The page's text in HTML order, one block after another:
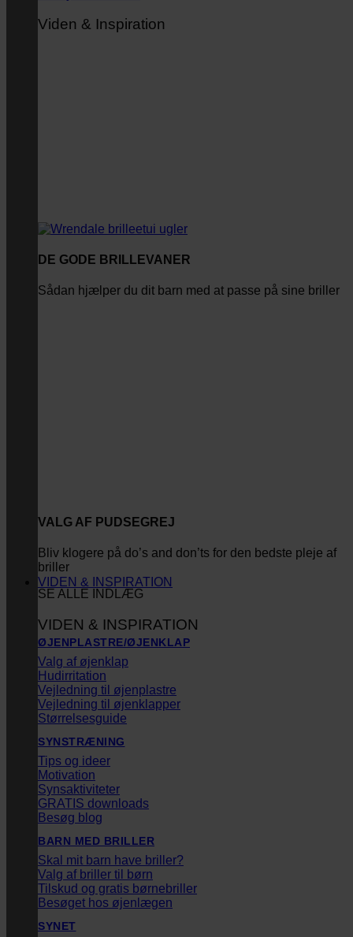
Viden & Inspiration
DE GODE BRILLEVANER
Sådan hjælper du dit barn med at passe på sine briller
VALG AF PUDSEGREJ
Bliv klogere på do’s and don’ts for den bedste pleje af
briller
SE ALLE INDLÆG
VIDEN & INSPIRATION
VIDEN & INSPIRATION
ØJENPLASTRE/ØJENKLAP
Valg af øjenklap
Hudirritation
Vejledning til øjenplastre
Vejledning til øjenklapper
Størrelsesguide
SYNSTRÆNING
Tips og ideer
Motivation
Synsaktiviteter
GRATIS downloads
Besøg blog
BARN MED BRILLER
Skal mit barn have briller?
Valg af briller til børn
Tilskud og gratis børnebriller
Besøget hos øjenlægen
SYNET